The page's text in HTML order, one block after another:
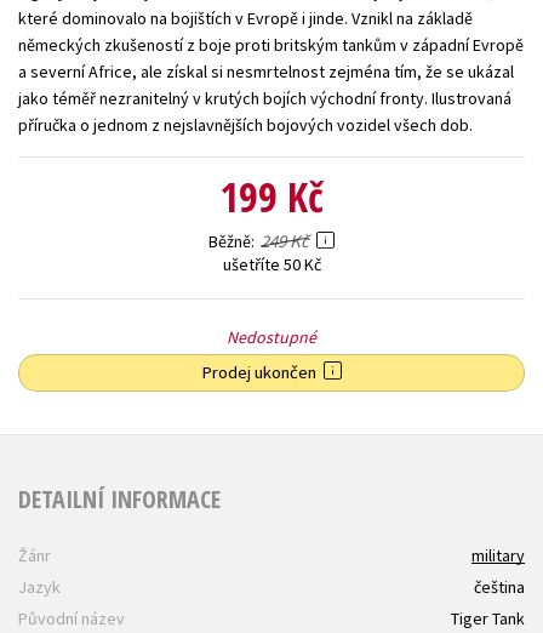
Young adult (SK)
Zahraniční literatura Zdraví a životní styl
Všechny tituly
které dominovalo na bojištích v Evropě i jinde. Vznikl na základě
německých zkušeností z boje proti britským tankům v západní Evropě
a severní Africe, ale získal si nesmrtelnost zejména tím, že se ukázal
jako téměř nezranitelný v krutých bojích východní fronty. Ilustrovaná
příručka o jednom z nejslavnějších bojových vozidel všech dob.
199 Kč
Běžně 249 Kč
ušetříte 50 Kč
Nedostupné
Prodej ukončen
DETAILNÍ INFORMACE
Žánr
military
Jazyk
čeština
Původní název
Tiger Tank